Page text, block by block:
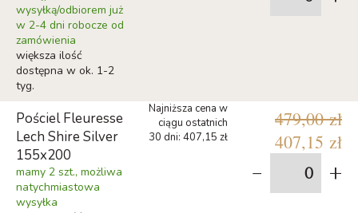
wysyłką/odbiorem już
w 2-4 dni robocze od
zamówienia
większa ilość
dostępna w ok. 1-2
tyg.
Pościel Fleuresse
Lech Shire Silver
155x200
mamy 2 szt., możliwa
natychmiastowa
wysyłka
479,00 zł
407,15 zł
Najniższa cena w
ciągu ostatnich
30 dni: 407,15 zł
- +